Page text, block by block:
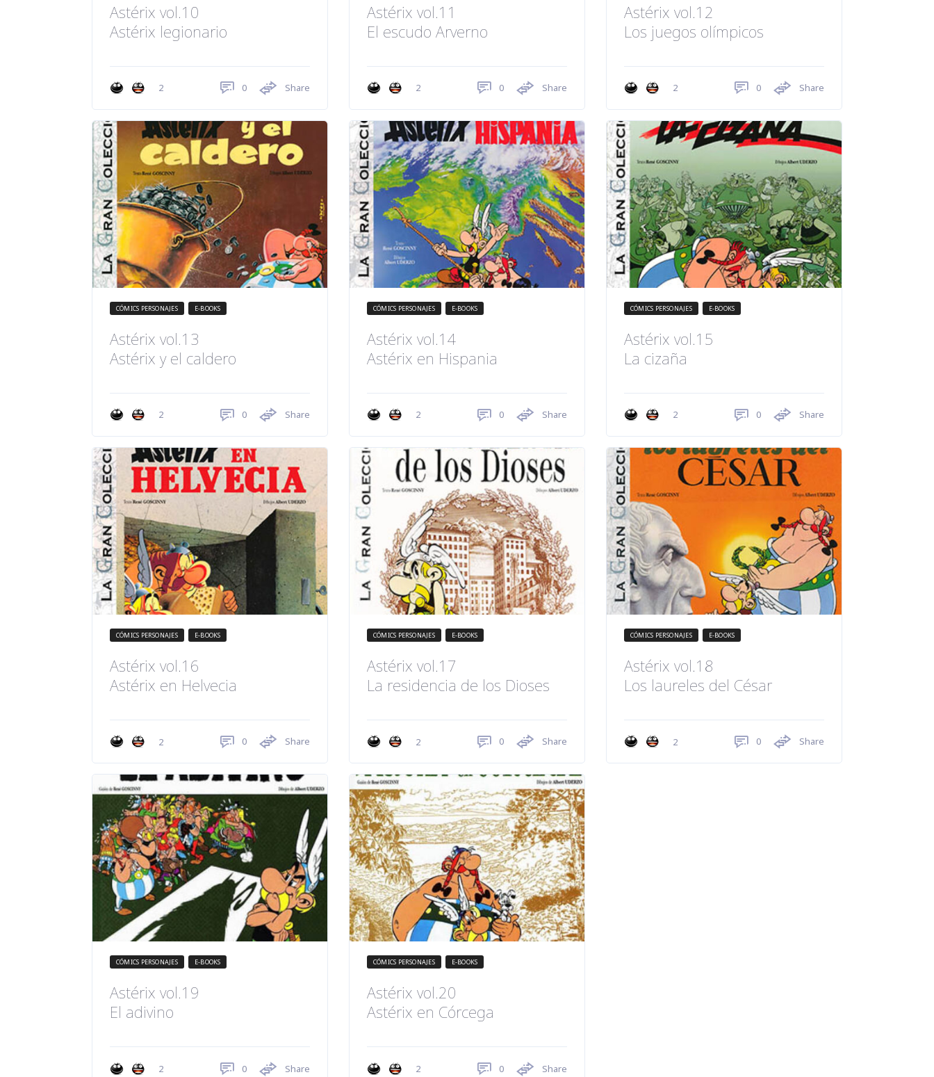
Astérix vol.10
Astérix legionario
2 0 Share
Astérix vol.11
El escudo Arverno
2 0 Share
Astérix vol.12
Los juegos olímpicos
2 0 Share
CÓMICS PERSONAJES E-BOOKS
Astérix vol.13
Astérix y el caldero
2 0 Share
CÓMICS PERSONAJES E-BOOKS
Astérix vol.14
Astérix en Hispania
2 0 Share
CÓMICS PERSONAJES E-BOOKS
Astérix vol.15
La cizaña
2 0 Share
CÓMICS PERSONAJES E-BOOKS
Astérix vol.16
Astérix en Helvecia
2 0 Share
CÓMICS PERSONAJES E-BOOKS
Astérix vol.17
La residencia de los Dioses
2 0 Share
CÓMICS PERSONAJES E-BOOKS
Astérix vol.18
Los laureles del César
2 0 Share
CÓMICS PERSONAJES E-BOOKS
Astérix vol.19
El adivino
2 0 Share
CÓMICS PERSONAJES E-BOOKS
Astérix vol.20
Astérix en Córcega
2 0 Share